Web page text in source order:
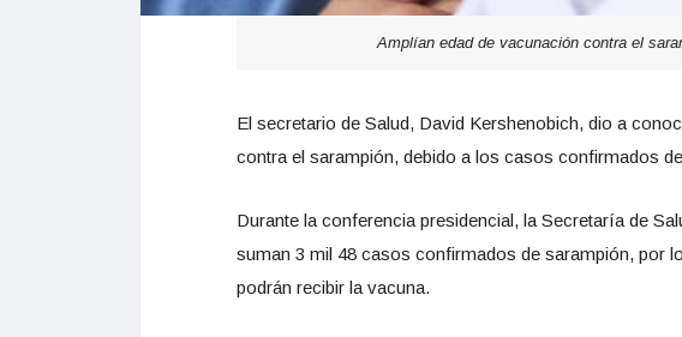
Amplían edad de vacunación contra el
El secretario de Salud, David Kershenobich, dio a
contra el sarampión, debido a los casos confirmados
Durante la conferencia presidencial, la Secretaría de
suman 3 mil 48 casos confirmados de sarampión, por
podrán recibir la vacuna.